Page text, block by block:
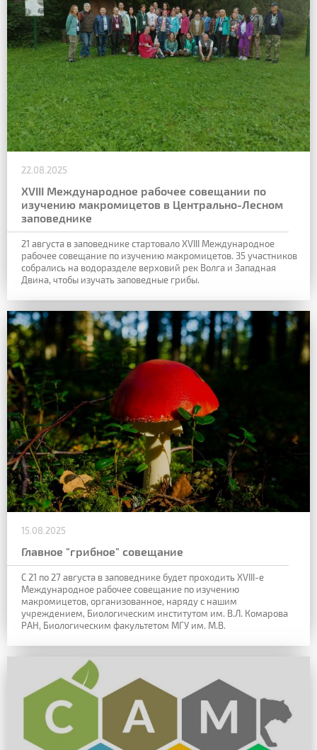
22.08.2025
XVIII Международное рабочее совещании по
изучению макромицетов в Центрально-Лесном
заповеднике
21 августа в заповеднике стартовало XVIII Международное
рабочее совещание по изучению макромицетов. 35 участников
собрались на водоразделе верховий рек Волга и Западная
Двина, чтобы изучать заповедные грибы.
15.08.2025
Главное "грибное" совещание
С 21 по 27 августа в заповеднике будет проходить XVIII-е
Международное рабочее совещание по изучению
макромицетов, организованное, наряду с нашим
учреждением, Биологическим институтом им. В.Л. Комарова
РАН, Биологическим факультетом МГУ им. М.В.